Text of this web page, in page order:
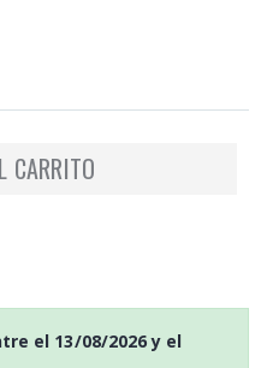
CARRITO
el 13/08/2026y el